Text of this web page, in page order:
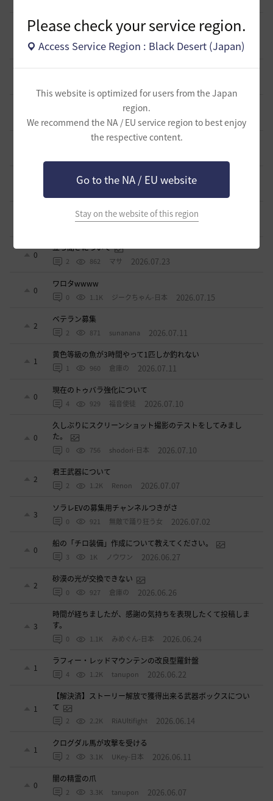
Please check your service region.
Access Service Region : Black Desert (Japan)
This website is optimized for users from the Japan
region.
We recommend the NA / EU service region to best enjoy
the respective content.
Go to the NA / EU website
Stay on the website of this region
【ギルド名声】2026ハイデル宴会スクショ【どうなる？】
（2026年ギルド名声アプデリンク追記）
0 848 セルベリア 10 日前
「怪しい袋」
波に乗って流れ着いた宝の地図の場所
2 883 倉庫の 2026.07.24
週間イベントについて
ベテラン＆ルーキー クーポン配布
ドーサやソーサレスの無敵踊りについて
0
立ち聞きについて
2 862 マサ 2026.07.23
0
ワロタwwww
0 1.1K ジークちゃん-日本 2026.07.15
2
ベテラン募集
2 871 sunanana 2026.07.11
1
黄色等級の魚が3時間やって1匹しか釣れない
1 960 倉庫の 2026.07.11
0
現在のトゥバラ強化について
4 929 福音使徒 2026.07.10
0
久しぶりにスクリーンショット撮影のテストをしてみまし
た。
0 756 shodori-日本 2026.07.10
2
君王武器について
2 1.2K Renon 2026.07.07
3
ソラレEVの募集用チャンネルつきがさ
0 921 無敵で踊り狂う女 2026.07.02
0
船の「チロ装備」作成について教えてください。
3 1K ノウワン 2026.06.27
2
砂漠の光が交換できない
0 927 倉庫の 2026.06.26
3
時間が経ちましたが、感謝の気持ちを表現したくて投稿しま
す。
0 1.1K みめぐん-日本 2026.06.24
1
ラフィー・レッドマウンテンの改良型羅針盤
4 1.2K tanupon 2026.06.22
1
【解決済】ストーリー解放で獲得出来る武器ボックスについ
て
2 2.2K RiAUltifight 2026.06.14
1
クログダル馬が攻撃を受ける
2 3.1K UKey-日本 2026.06.11
0
闇の精霊の爪
2 3.3K tanupon 2026.06.07